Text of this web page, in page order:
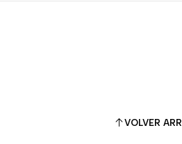
VOLVER